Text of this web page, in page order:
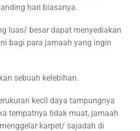
hari biasanya.
luas/ besar dapat menyediakan
bagi para jamaah yang ingin
sebuah kelebihan.
kecil daya tampungnya
tempatnya tidak muat, jamaah
karpet/ sajadah di